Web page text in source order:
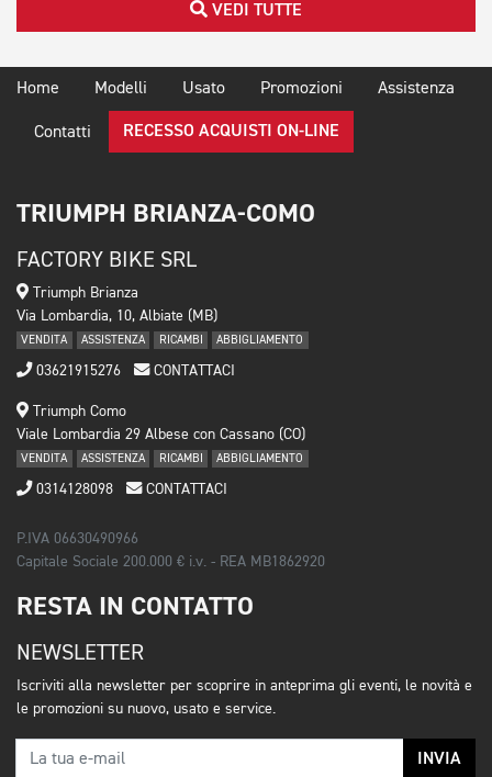
VEDI TUTTE
Home Modelli Usato Promozioni Assistenza
Contatti RECESSO ACQUISTI ON-LINE
TRIUMPH BRIANZA-COMO
FACTORY BIKE SRL
Triumph Brianza
Via Lombardia, 10, Albiate (MB)
VENDITA ASSISTENZA RICAMBI ABBIGLIAMENTO
03621915276 CONTATTACI
Triumph Como
Viale Lombardia 29 Albese con Cassano (CO)
VENDITA ASSISTENZA RICAMBI ABBIGLIAMENTO
0314128098 CONTATTACI
P.IVA 06630490966
Capitale Sociale 200.000 € i.v. - REA MB1862920
RESTA IN CONTATTO
NEWSLETTER
Iscriviti alla newsletter per scoprire in anteprima gli eventi, le novità e
le promozioni su nuovo, usato e service.
INVIA